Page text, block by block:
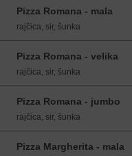
Pizza Romana - mala
rajčica, sir, šunka
Pizza Romana - velika
rajčica, sir, šunka
Pizza Romana - jumbo
rajčica, sir, šunka
Pizza Margherita - mala